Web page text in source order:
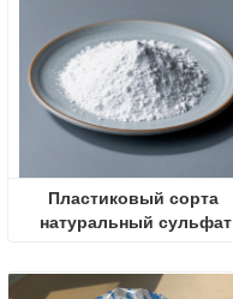
Пластиковый сорта
натуральный сульфат